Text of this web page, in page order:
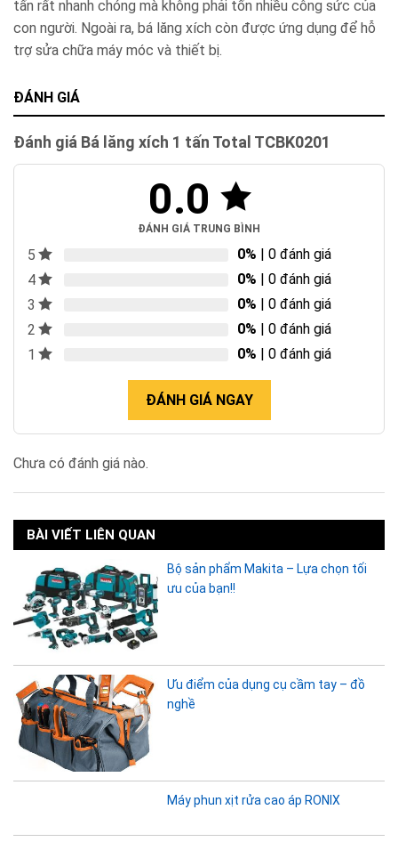
tấn rất nhanh chóng mà không phải tốn nhiều công sức của
con người. Ngoài ra, bá lăng xích còn được ứng dụng để hỗ
trợ sửa chữa máy móc và thiết bị.
ĐÁNH GIÁ
Đánh giá Bá lăng xích 1 tấn Total TCBK0201
0.0
ĐÁNH GIÁ TRUNG BÌNH
5 0% | 0 đánh giá
4
0% | 0 đánh giá
3
0% | 0 đánh giá
2
0% | 0 đánh giá
1
0% | 0 đánh giá
ĐÁNH GIÁ NGAY
Chưa có đánh giá nào.
BÀI VIẾT LIÊN QUAN
Bộ sản phẩm Makita – Lựa chọn tối
ưu của bạn!!
Ưu điểm của dụng cụ cầm tay – đồ
nghề
Máy phun xịt rửa cao áp RONIX